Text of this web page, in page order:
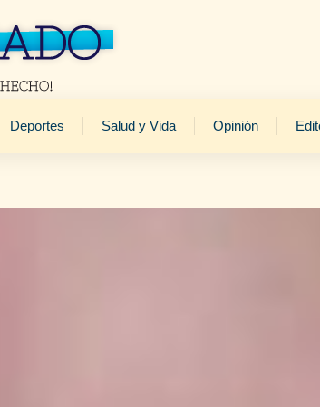
Deportes Salud y Vida Opinión